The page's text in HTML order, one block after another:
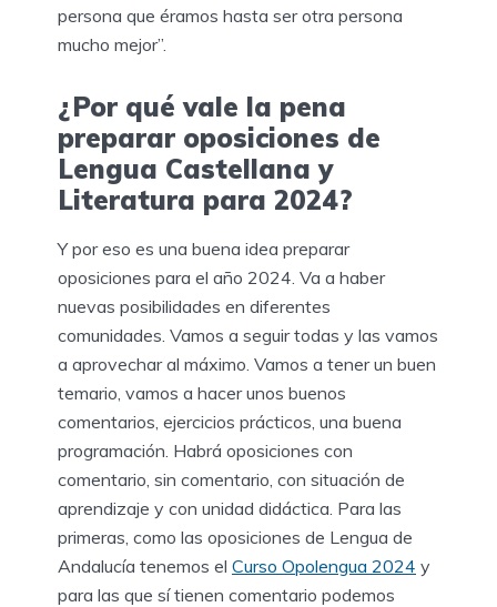
persona que éramos hasta ser otra persona
mucho mejor”.
¿Por qué vale la pena
preparar oposiciones de
Lengua Castellana y
Literatura para 2024?
Y por eso es una buena idea preparar
oposiciones para el año 2024. Va a haber
nuevas posibilidades en diferentes
comunidades. Vamos a seguir todas y las vamos
a aprovechar al máximo. Vamos a tener un buen
temario, vamos a hacer unos buenos
comentarios, ejercicios prácticos, una buena
programación. Habrá oposiciones con
comentario, sin comentario, con situación de
aprendizaje y con unidad didáctica. Para las
primeras, como las oposiciones de Lengua de
Andalucía tenemos el Curso Opolengua 2024 y
para las que sí tienen comentario podemos